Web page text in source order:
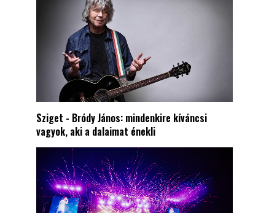
Sziget - Bródy János: mindenkire kíváncsi
vagyok, aki a dalaimat énekli